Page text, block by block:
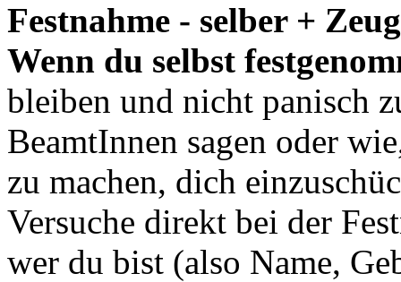
Festnahme - selber +
Wenn du selbst
bleiben und nicht panisch
BeamtInnen sagen oder
zu machen, dich
Versuche direkt bei der
wer du bist (also Name,